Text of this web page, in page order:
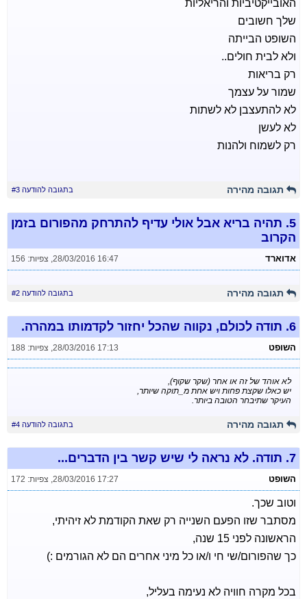
האובייקטיביות והריאליות
שלך חשובים
השופט הבייתה
ולא לבית חולים..
רק בריאות
שמור על עצמך
לא להתעצבן לא לשתות
לא לעשן
רק לשמוח ולהנות
תגובה מהירה בתגובה להודעה #3
5. תהיה בריא אבל אולי עדיף להתרחק מהפורום בזמן
הקרוב
אדוארד 28/03/2016 16:47
, צפיות: 156
תגובה מהירה בתגובה להודעה #2
6. תודה לכולם, נקווה שהכל יחזור לקדמותו במהרה.
השופט 28/03/2016 17:13
, צפיות: 188
לא אוהד של זה או אחר (שקר שקוף),
יש כאלו שקצת פחות ויש אחת מ_תוקה שיותר,
העיקר שתיבחר הטובה ביותר.
תגובה מהירה בתגובה להודעה #4
7. תודה. לא נראה לי שיש קשר בין הדברים...
השופט 28/03/2016 17:27
, צפיות: 172
וטוב שכך.
מסתבר שזו הפעם השנייה רק שאת הקודמת לא זיהיתי,
הראשונה לפני 15 שנה,
כך שהפורום/שי חי ו/או כל מיני אחרים הם לא הגורמים :)
בכל מקרה חוויה לא נעימה בעליל,